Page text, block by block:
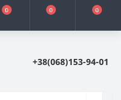
0 0 0
+38(068)153-94-01